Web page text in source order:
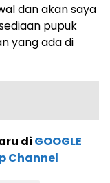
dan akan saya
pupuk
yang ada di
di GOOGLE
Channel